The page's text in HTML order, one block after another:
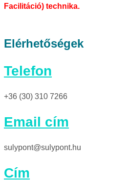
Facilitáció) technika.
Elérhetőségek
Telefon
+36 (30) 310 7266
Email cím
sulypont@sulypont.hu
Cím